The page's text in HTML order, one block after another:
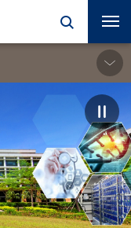
研究單位
院內同仁